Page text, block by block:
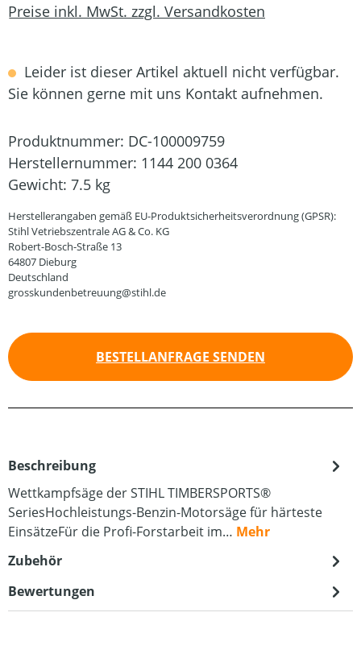
Preise inkl. MwSt. zzgl. Versandkosten
Leider ist dieser Artikel aktuell nicht verfügbar.
Sie können gerne mit uns Kontakt aufnehmen.
Produktnummer: DC-100009759
Herstellernummer: 1144 200 0364
Gewicht: 7.5 kg
Herstellerangaben gemäß EU-Produktsicherheitsverordnung (GPSR):
Stihl Vetriebszentrale AG & Co. KG
Robert-Bosch-Straße 13
64807 Dieburg
Deutschland
grosskundenbetreuung@stihl.de
BESTELLANFRAGE SENDEN
Beschreibung
Wettkampfsäge der STIHL TIMBERSPORTS®
SeriesHochleistungs-Benzin-Motorsäge für härteste
EinsätzeFür die Profi-Forstarbeit im… Mehr
Zubehör
Bewertungen